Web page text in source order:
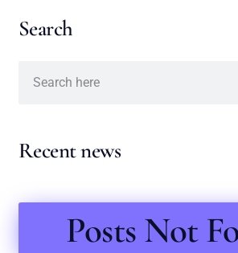
Search
Recent news
Posts Not